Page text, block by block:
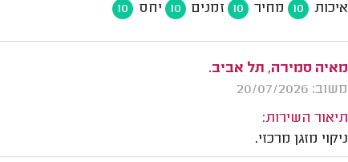
איכות 10 מחיר 10 זמנים 10 יחס 10
מאיה סמירה, תל אביב.
משוב: 20/07/2026
תיאור השירות:
ניקוי מזגן מרכזי.